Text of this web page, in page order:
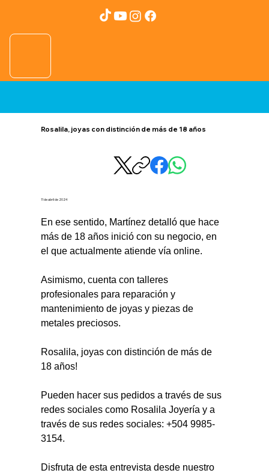
Rosalila, joyas con distinción de más de 18 años
11 de abril de 2024
En ese sentido, Martínez detalló que hace
más de 18 años inició con su negocio, en
el que actualmente atiende vía online.
Asimismo, cuenta con talleres
profesionales para reparación y
mantenimiento de joyas y piezas de
metales preciosos.
Rosalila, joyas con distinción de más de
18 años!
Pueden hacer sus pedidos a través de sus
redes sociales como Rosalila Joyería y a
través de sus redes sociales: +504 9985-
3154.
Disfruta de esta entrevista desde nuestro